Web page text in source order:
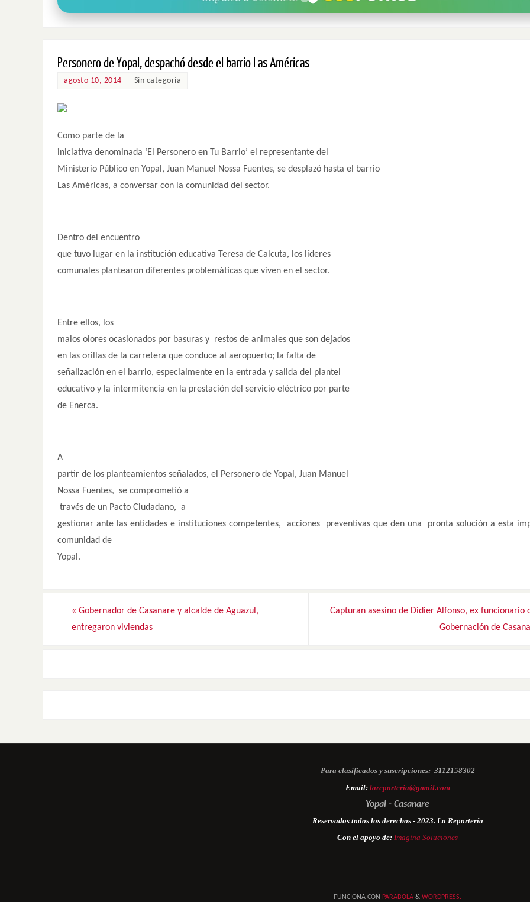
Personero de Yopal, despachó desde el barrio Las Américas
agosto 10, 2014 Sin categoría
Como parte de la
iniciativa denominada ‘El Personero en Tu Barrio’ el representante del
Ministerio Público en Yopal, Juan Manuel Nossa Fuentes, se desplazó hasta el barrio
Las Américas, a conversar con la comunidad del sector.
Dentro del encuentro
que tuvo lugar en la institución educativa Teresa de Calcuta, los líderes
comunales plantearon diferentes problemáticas que viven en el sector.
Entre ellos, los
malos olores ocasionados por basuras y restos de animales que son dejados
en las orillas de la carretera que conduce al aeropuerto; la falta de
señalización en el barrio, especialmente en la entrada y salida del plantel
educativo y la intermitencia en la prestación del servicio eléctrico por parte
de Enerca.
A
partir de los planteamientos señalados, el Personero de Yopal, Juan Manuel
Nossa Fuentes, se comprometió a
través de un Pacto Ciudadano, a
gestionar ante las entidades e instituciones competentes, acciones preventivas que den una pronta solución a esta
comunidad de
Yopal.
« Gobernador de Casanare y alcalde de Aguazul,
entregaron viviendas
Capturan asesino de Didier Alfonso, ex funcionario
Gobernación de
Para clasificados y suscripciones: 3112158302
Email: lareporteria@gmail.com
Yopal - Casanare
Reservados todos los derechos - 2023. La Reportería
Con el apoyo de: Imagina Soluciones
FUNCIONA CON PARABOLA & WORDPRESS.